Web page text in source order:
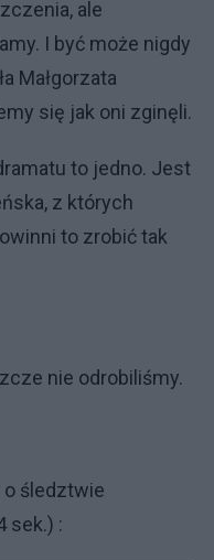
ale
I być może nigdy
Małgorzata
się jak oni zginęli.
to jedno. Jest
z których
to zrobić tak
nie odrobiliśmy.
o śledztwie
sek.) :